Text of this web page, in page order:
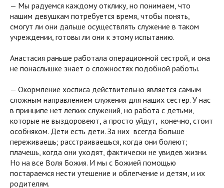
— Мы радуемся каждому отклику, но понимаем, что
нашим девушкам потребуется время, чтобы понять,
смогут ли они дальше осуществлять служение в таком
учреждении, готовы ли они к этому испытанию.
Анастасия раньше работала операционной сестрой, и она
не понаслышке знает о сложностях подобной работы.
— Окормление хосписа действительно является самым
сложным направлением служения для наших сестер. У нас
в принципе нет легких служений, но работа с детьми,
которые не выздоровеют, а просто уйдут, конечно, стоит
особняком. Дети есть дети. За них всегда больше
переживаешь; расстраиваешься, когда они болеют;
плачешь, когда они уходят, фактически не увидев жизни.
Но на все Воля Божия. И мы с Божией помощью
постараемся нести утешение и облегчение и детям, и их
родителям.